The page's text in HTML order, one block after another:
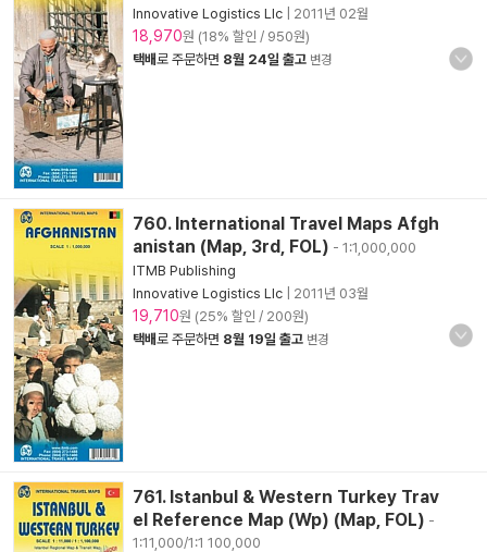
Innovative Logistics Llc
2011년 02월
18,970원 (18% 할인 / 950원)
택배로 주문하면 8월 24일 출고 변경
760. International Travel Maps Afgh
anistan (Map, 3rd, FOL) - 1:1,000,000
ITMB Publishing
Innovative Logistics Llc
2011년 03월
19,710원 (25% 할인 / 200원)
택배로 주문하면 8월 19일 출고 변경
761. Istanbul & Western Turkey Trav
el Reference Map (Wp) (Map, FOL) -
1:11,000/1:1 100,000